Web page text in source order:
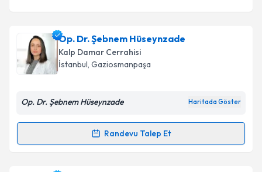
Op. Dr. Şebnem Hüseynzade
Kalp Damar Cerrahisi
İstanbul, Gaziosmanpaşa
Op. Dr. Şebnem Hüseynzade Haritada Göster
Randevu Talep Et
Randevu Takvimi Talebi